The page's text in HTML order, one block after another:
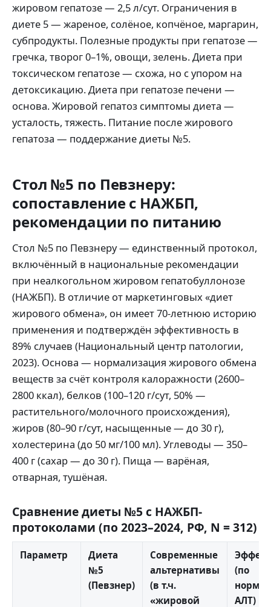
жировом гепатозе — 2,5 л/сут. Ограничения в
диете 5 — жареное, солёное, копчёное, маргарин,
субпродукты. Полезные продукты при гепатозе —
гречка, творог 0–1%, овощи, зелень. Диета при
токсическом гепатозе — схожа, но с упором на
детоксикацию. Диета при гепатозе печени —
основа. Жировой гепатоз симптомы диета —
усталость, тяжесть. Питание после жирового
гепатоза — поддержание диеты №5.
Стол №5 по Певзнеру:
сопоставление с НАЖБП,
рекомендации по питанию
Стол №5 по Певзнеру — единственный протокол,
включённый в национальные рекомендации
при неалкогольном жировом гепатобуллонозе
(НАЖБП). В отличие от маркетинговых «диет
жирового обмена», он имеет 70-летнюю историю
применения и подтверждён эффективность в
89% случаев (Национальный центр патологии,
2023). Основа — нормализация жирового обмена
веществ за счёт контроля калоражности (2600–
2800 ккал), белков (100–120 г/сут, 50% —
растительного/молочного происхождения),
жиров (80–90 г/сут, насыщенные — до 30 г),
холестерина (до 50 мг/100 мл). Углеводы — 350–
400 г (сахар — до 30 г). Пища — варёная,
отварная, тушёная.
Сравнение диеты №5 с НАЖБП-
протоколами (по 2023–2024, РФ, N = 312)
Параметр
Диета
№5
(Певзнер)
Современные
альтернативы
(в т.ч.
«жировой
(по
АЛТ)